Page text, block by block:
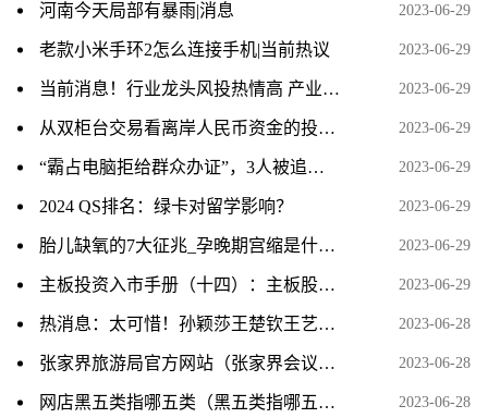
河南今天局部有暴雨|消息 2023-06-29
老款小米手环2怎么连接手机|当前热议 2023-06-29
当前消息！行业龙头风投热情高 产业基金如雨后春笋 2023-06-29
从双柜台交易看离岸人民币资金的投资逻辑 环球热文 2023-06-29
“霸占电脑拒给群众办证”，3人被追责问责！ 天天短讯 2023-06-29
2024 QS排名：绿卡对留学影响？ 2023-06-29
胎儿缺氧的7大征兆_孕晚期宫缩是什么感觉|聚看点 2023-06-29
主板投资入市手册（十四）：主板股票交易机制（二） 观速讯 2023-06-29
热消息：太可惜！孙颖莎王楚钦王艺迪林高远同区，栋曼首轮VS梁靖崑钱天一 2023-06-28
张家界旅游局官方网站（张家界会议旅游网） 2023-06-28
网店黑五类指哪五类（黑五类指哪五类） 环球今亮点 2023-06-28